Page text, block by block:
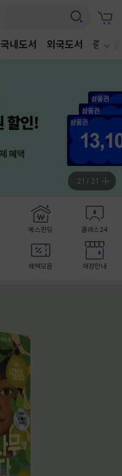
국내도서 외국도서 중고샵
1/ 21
예스펀딩 클래스24
혜택모음 매장안내